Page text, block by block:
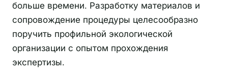
больше времени. Разработку материалов и
сопровождение процедуры целесообразно
поручить профильной экологической
организации с опытом прохождения
экспертизы.